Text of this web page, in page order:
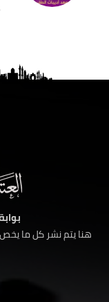
هنا يتم نشر كل ما